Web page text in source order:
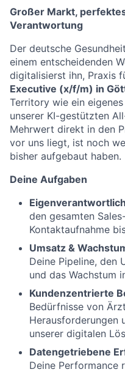
Großer Markt,
Verantwortung
Der deutsche
einem entscheidenden
digitalisierst ihn, Praxis
Executive (x/f/m) in
Territory wie ein
unserer KI-gestützten
Mehrwert direkt in den
vor uns liegt, ist noch
bisher aufgebaut haben.
Deine Aufgaben
den gesamten
Kontaktaufnahme
Umsatz &
Deine Pipeline, den
und das Wachstum
Kundenzentrierte
Bedürfnisse von
Herausforderungen
unserer digitalen
Datengetriebene
Deine Performance